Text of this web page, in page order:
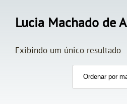
Lucia Machado de
Exibindo um único resultado